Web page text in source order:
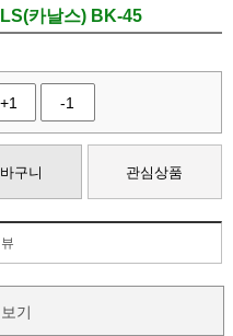
카날스) BK-45
+1 -1
구니 관심상품
기